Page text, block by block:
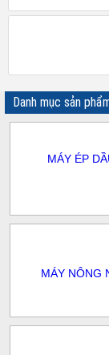
Danh mục sản
MÁY ÉP
MÁY NÔNG